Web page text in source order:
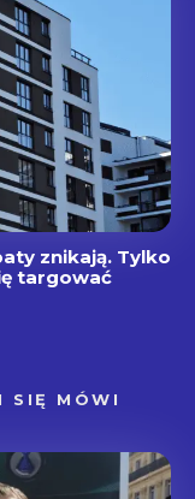
znikają. Tylko
targować
SIĘ MÓWI